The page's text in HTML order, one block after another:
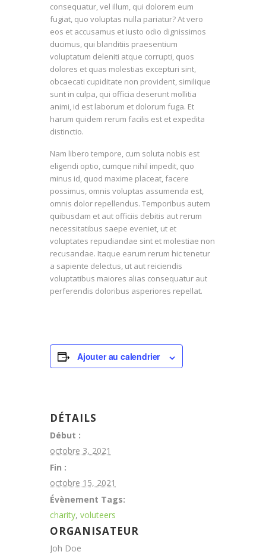
consequatur, vel illum, qui dolorem eum
fugiat, quo voluptas nulla pariatur? At vero
eos et accusamus et iusto odio dignissimos
ducimus, qui blanditiis praesentium
voluptatum deleniti atque corrupti, quos
dolores et quas molestias excepturi sint,
obcaecati cupiditate non provident, similique
sunt in culpa, qui officia deserunt mollitia
animi, id est laborum et dolorum fuga. Et
harum quidem rerum facilis est et expedita
distinctio.
Nam libero tempore, cum soluta nobis est
eligendi optio, cumque nihil impedit, quo
minus id, quod maxime placeat, facere
possimus, omnis voluptas assumenda est,
omnis dolor repellendus. Temporibus autem
quibusdam et aut officiis debitis aut rerum
necessitatibus saepe eveniet, ut et
voluptates repudiandae sint et molestiae non
recusandae. Itaque earum rerum hic tenetur
a sapiente delectus, ut aut reiciendis
voluptatibus maiores alias consequatur aut
perferendis doloribus asperiores repellat.
Ajouter au calendrier
DÉTAILS
Début :
octobre 3, 2021
Fin :
octobre 15, 2021
Évènement Tags:
charity, voluteers
ORGANISATEUR
Joh Doe